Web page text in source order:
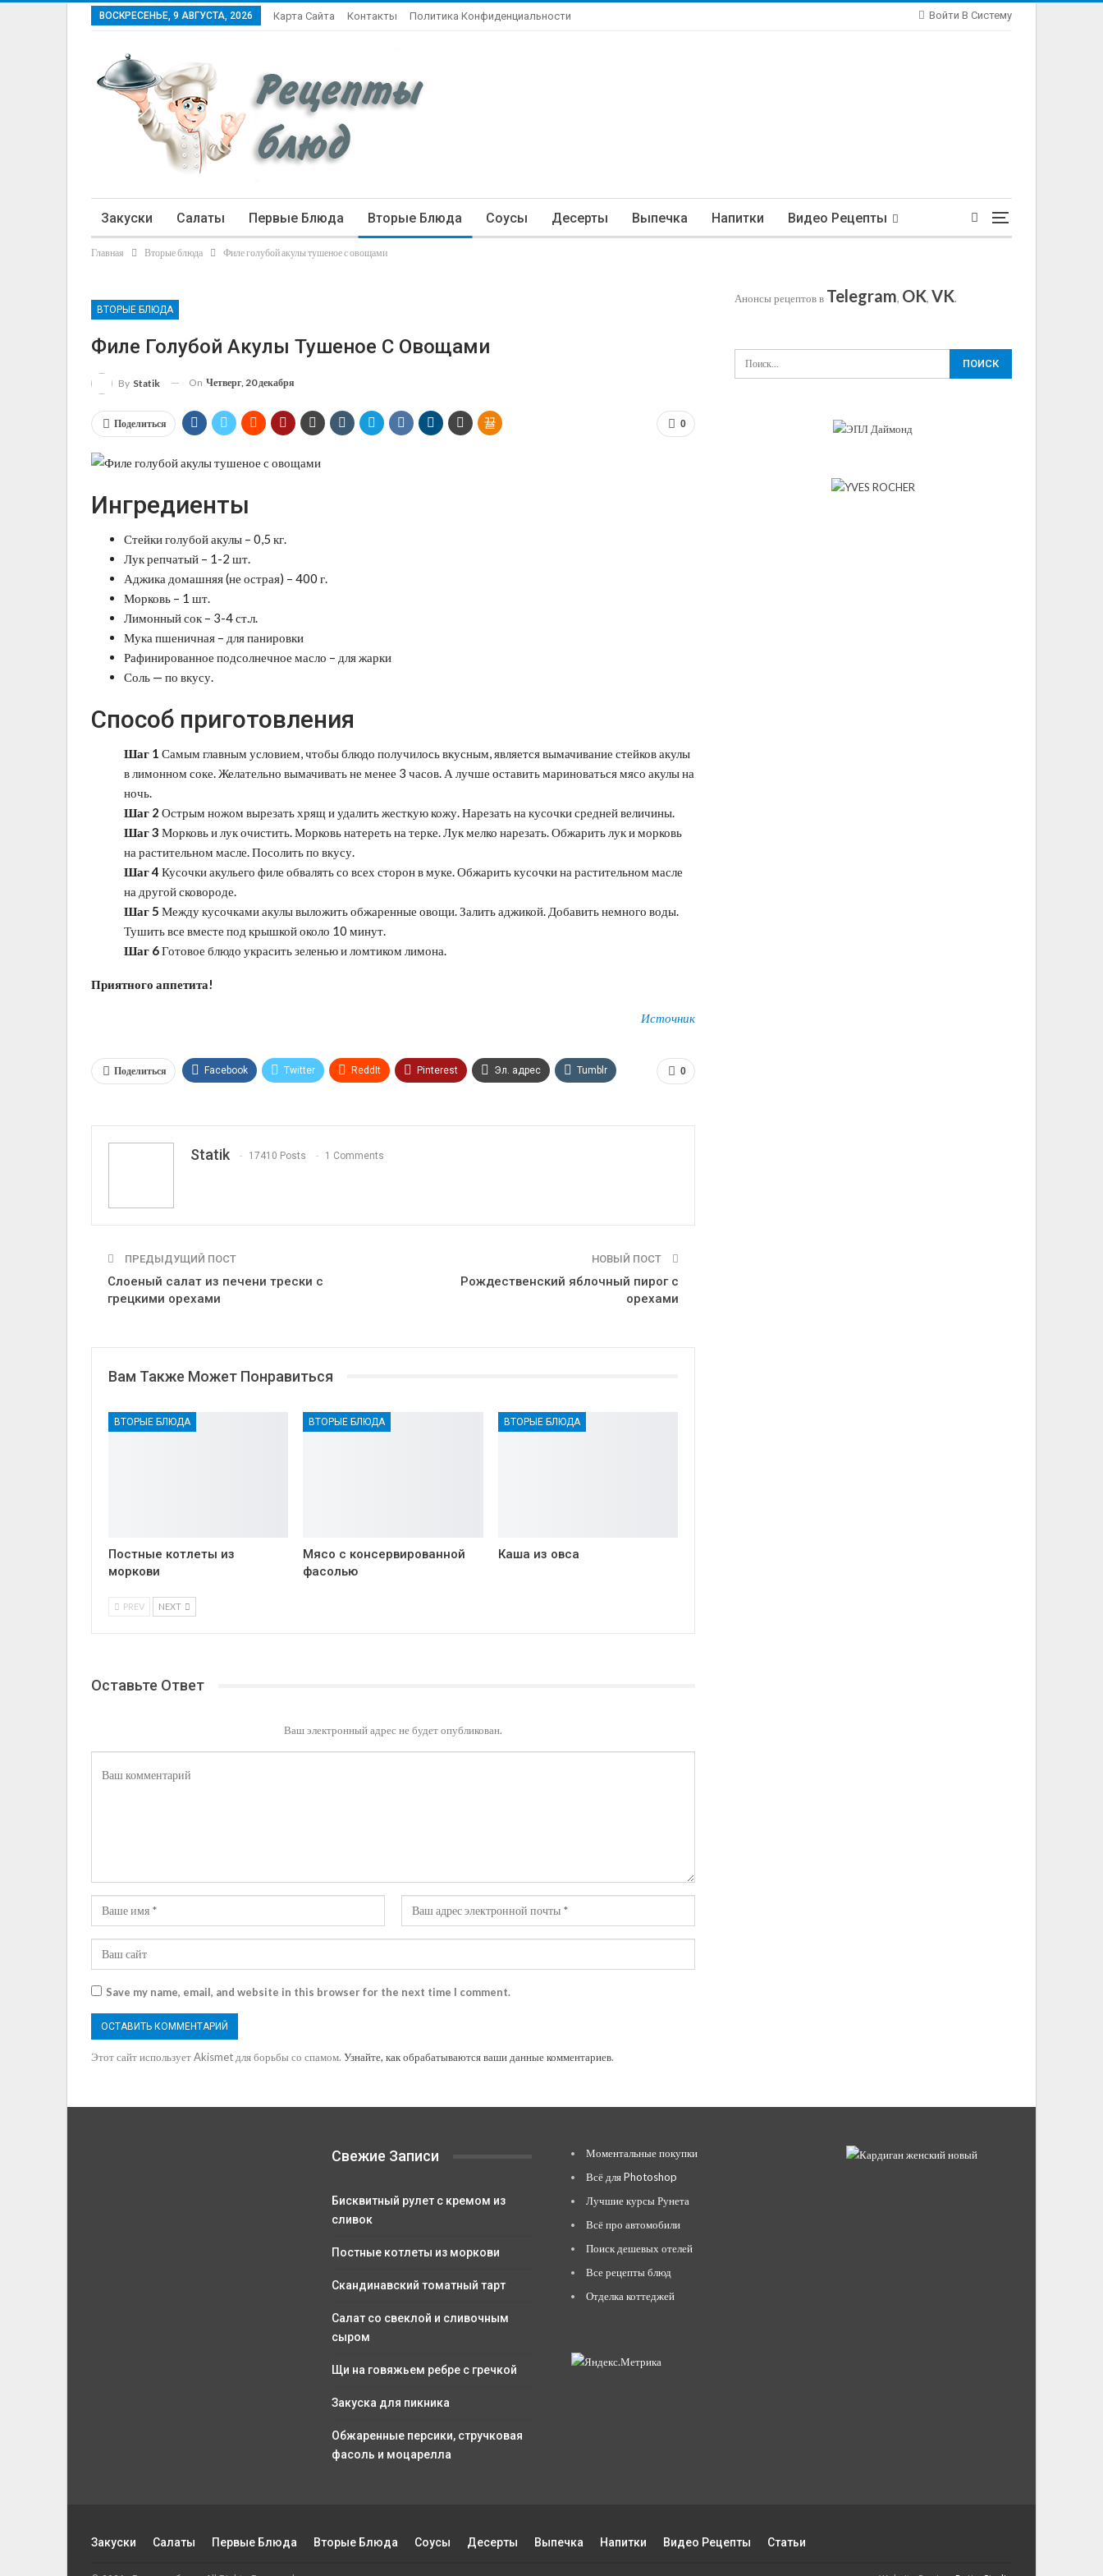
Войти В Систему
ВОСКРЕСЕНЬЕ, 9 АВГУСТА, 2026 Карта Сайта Контакты Политика Конфиденциальности
Закуски Салаты Первые Блюда Вторые Блюда Соусы Десерты Выпечка Напитки Видео Рецепты
Статьи
Главная Вторые блюда Филе голубой акулы тушеное с овощами
ВТОРЫЕ БЛЮДА
Филе Голубой Акулы Тушеное С Овощами
By Statik On Четверг, 20 декабря
0
Поделиться
Ингредиенты
Стейки голубой акулы – 0,5 кг.
Лук репчатый – 1-2 шт.
Аджика домашняя (не острая) – 400 г.
Морковь – 1 шт.
Лимонный сок – 3-4 ст.л.
Мука пшеничная – для панировки
Рафинированное подсолнечное масло – для жарки
Соль — по вкусу.
Способ приготовления
Шаг 1 Самым главным условием, чтобы блюдо получилось вкусным, является вымачивание стейков акулы
в лимонном соке. Желательно вымачивать не менее 3 часов. А лучше оставить мариноваться мясо акулы на
ночь.
Шаг 2 Острым ножом вырезать хрящ и удалить жесткую кожу. Нарезать на кусочки средней величины.
Шаг 3 Морковь и лук очистить. Морковь натереть на терке. Лук мелко нарезать. Обжарить лук и морковь
на растительном масле. Посолить по вкусу.
Шаг 4 Кусочки акульего филе обвалять со всех сторон в муке. Обжарить кусочки на растительном масле
на другой сковороде.
Шаг 5 Между кусочками акулы выложить обжаренные овощи. Залить аджикой. Добавить немного воды.
Тушить все вместе под крышкой около 10 минут.
Шаг 6Готовое блюдо украсить зеленью и ломтиком лимона.
Приятного аппетита!
Источник
0
Поделиться Facebook Twitter ReddIt Pinterest Эл. адрес Tumblr
Statik 17410 Posts 1 Comments
ПРЕДЫДУЩИЙ ПОСТ
Слоеный салат из печени трески с
грецкими орехами
НОВЫЙ ПОСТ
Рождественский яблочный пирог с
орехами
Вам Также Может Понравиться
ВТОРЫЕ БЛЮДА
Постные котлеты из
моркови
ВТОРЫЕ БЛЮДА
Мясо с консервированной
фасолью
ВТОРЫЕ БЛЮДА
Каша из овса
PREV NEXT
Оставьте Ответ
Ваш электронный адрес не будет опубликован.
Save my name, email, and website in this browser for the next time I comment.
Этот сайт использует Akismet для борьбы со спамом. Узнайте, как обрабатываются ваши данные комментариев.
Анонсы рецептов в Telegram, OK, VK.
Свежие Записи
Бисквитный рулет с кремом из
сливок
Постные котлеты из моркови
Скандинавский томатный тарт
Салат со свеклой и сливочным
сыром
Щи на говяжьем ребре с гречкой
Закуска для пикника
Обжаренные персики, стручковая
фасоль и моцарелла
Моментальные покупки
Всё для Photoshop
Лучшие курсы Рунета
Всё про автомобили
Поиск дешевых отелей
Все рецепты блюд
Отделка коттеджей
Закуски Салаты Первые Блюда Вторые Блюда Соусы Десерты Выпечка Напитки Видео Рецепты Статьи